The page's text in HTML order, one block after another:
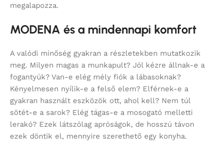
megalapozza.
MODENA és a mindennapi komfort
A valódi minőség gyakran a részletekben mutatkozik
meg. Milyen magas a munkapult? Jól kézre állnak-e a
fogantyúk? Van-e elég mély fiók a lábasoknak?
Kényelmesen nyílik-e a felső elem? Elférnek-e a
gyakran használt eszközök ott, ahol kell? Nem túl
sötét-e a sarok? Elég tágas-e a mosogató melletti
lerakó? Ezek látszólag apróságok, de hosszú távon
ezek döntik el, mennyire szerethető egy konyha.